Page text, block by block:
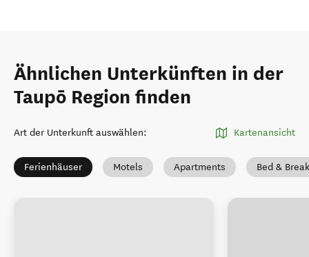
Ähnlichen Unterkünften in der
Taupō Region finden
Art der Unterkunft auswählen: Kartenansicht
Ferienhäuser Motels Apartments Bed &